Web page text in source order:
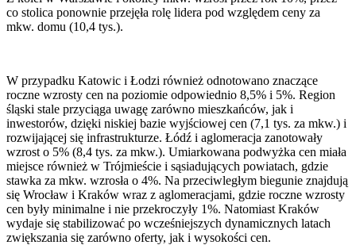
co stolica ponownie przejęła rolę lidera pod względem ceny za
mkw. domu (10,4 tys.).
W przypadku Katowic i Łodzi również odnotowano znaczące
roczne wzrosty cen na poziomie odpowiednio 8,5% i 5%. Region
śląski stale przyciąga uwagę zarówno mieszkańców, jak i
inwestorów, dzięki niskiej bazie wyjściowej cen (7,1 tys. za mkw.) i
rozwijającej się infrastrukturze. Łódź i aglomeracja zanotowały
wzrost o 5% (8,4 tys. za mkw.). Umiarkowana podwyżka cen miała
miejsce również w Trójmieście i sąsiadujących powiatach, gdzie
stawka za mkw. wzrosła o 4%. Na przeciwległym biegunie znajdują
się Wrocław i Kraków wraz z aglomeracjami, gdzie roczne wzrosty
cen były minimalne i nie przekroczyły 1%. Natomiast Kraków
wydaje się stabilizować po wcześniejszych dynamicznych latach
zwiększania się zarówno oferty, jak i wysokości cen.